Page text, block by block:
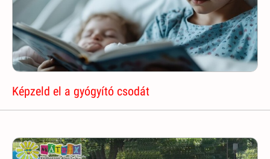
Képzeld el a gyógyító csodát